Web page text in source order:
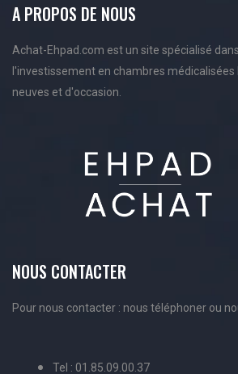
A PROPOS DE NOUS
Achat-Ehpad.com est un site spécialisé
l'investissement en chambres médicalisées
neuves et d'occasion.
NOUS CONTACTER
Pour nous contacter : nous téléphoner ou
Tel : 01.85.09.00.37